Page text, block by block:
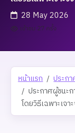
28 May 2026
เข้าชม 27 ครั้ง
หน้าแรก
ประก
ประกาศผู้ชนะ
โดยวิธีเฉพาะเจ